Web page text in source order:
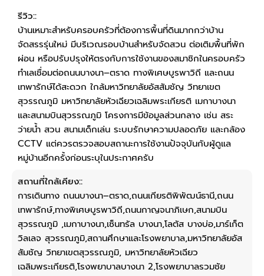
รีวิว::
บ้านเหมาะสำหรับครอบครัวที่ต้องการพื้นที่ดินมากกว่าบ้าน
จัดสรรรุ่นใหม่ มีบริเวณรอบบ้านสำหรับจัดสวน ต่อเติมพื้นที่พัก
ผ่อน หรือปรับปรุงให้ตรงกับการใช้งานของสมาชิกในครอบครัว
ทำเลเชื่อมต่อถนนบางนา–ตราด ทางพิเศษบูรพาวิถี และถนน
เทพารักษ์ได้สะดวก ใกล้มหาวิทยาลัยอัสสัมชัญ วิทยาเขต
สุวรรณภูมิ มหาวิทยาลัยหัวเฉียวเฉลิมพระเกียรติ เมกาบางนา
และสนามบินสุวรรณภูมิ โครงการมีข้อมูลส่วนกลาง เช่น สระ
ว่ายน้ำ สวน สนามเด็กเล่น ระบบรักษาความปลอดภัย และกล้อง
CCTV แต่ควรตรวจสอบสถานะการใช้งานปัจจุบันกับผู้ดูแล
หมู่บ้านอีกครั้งก่อนระบุในประกาศครับ
สถานที่ใกล้เคียง::
การเดินทาง ถนนบางนา–ตราด,ถนนเกียรติพิพัฒน์ธานี,ถนน
เทพารักษ์,ทางพิเศษบูรพาวิถี,ถนนกาญจนาภิเษก,สนามบิน
สุวรรณภูมิ ,เมกาบางนา,เซ็นทรัล บางนา,โลตัส บางบ่อ,มาร์เก็ต
วิลเลจ สุวรรณภูมิ,สถานศึกษาและโรงพยาบาล,มหาวิทยาลัยอัส
สัมชัญ วิทยาเขตสุวรรณภูมิ, มหาวิทยาลัยหัวเฉียว
เฉลิมพระเกียรติ,โรงพยาบาลบางนา 2,โรงพยาบาลรวมชัย